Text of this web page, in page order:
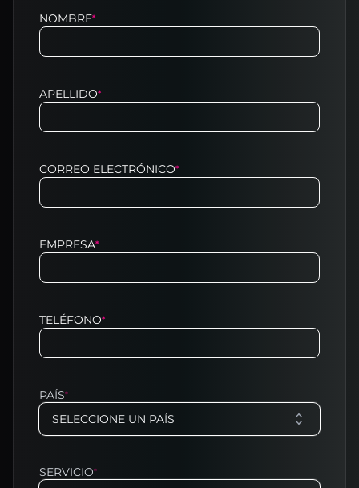
NOMBRE*
APELLIDO*
CORREO ELECTRÓNICO*
EMPRESA*
TELÉFONO*
PAÍS*
SELECCIONE UN PAÍS
SERVICIO*